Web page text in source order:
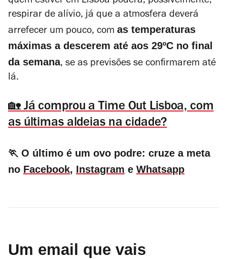
respirar de alívio, já que a atmosfera deverá
arrefecer um pouco, com as temperaturas
máximas a descerem até aos 29ºC no final
da semana, se as previsões se confirmarem até
lá.
🏡 Já comprou a Time Out Lisboa, com
as últimas aldeias na cidade?
🏃 O último é um ovo podre: cruze a meta
no Facebook, Instagram e Whatsapp
Um email que vais